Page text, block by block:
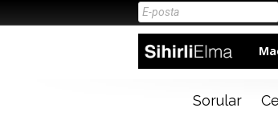
Sorular